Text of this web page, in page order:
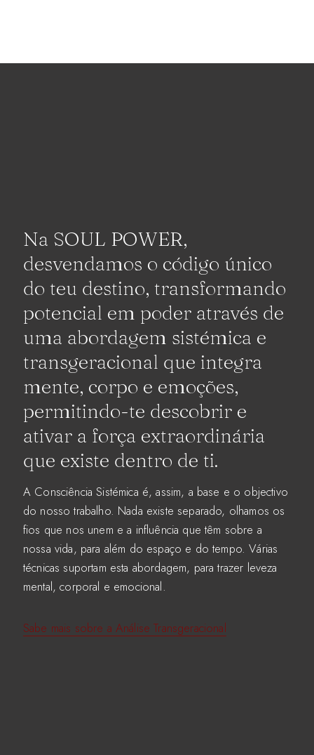
Na SOUL POWER,
desvendamos o código único
do teu destino, transformando
potencial em poder através de
uma abordagem sistémica e
transgeracional que integra
mente, corpo e emoções,
permitindo-te descobrir e
ativar a força extraordinária
que existe dentro de ti.
A Consciência Sistémica é, assim, a base e o objectivo
do nosso trabalho. Nada existe separado, olhamos os
fios que nos unem e a influência que têm sobre a
nossa vida, para além do espaço e do tempo. Várias
técnicas suportam esta abordagem, para trazer leveza
mental, corporal e emocional.
Sabe mais sobre a Análise Transgeracional